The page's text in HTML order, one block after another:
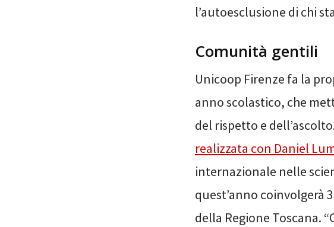
l’autoesclusione di chi
Comunità gentili
Unicoop Firenze fa la
anno scolastico, che
del rispetto e
realizzata con Daniel
internazionale nelle
quest’anno coinvolgerà
della Regione Toscana.